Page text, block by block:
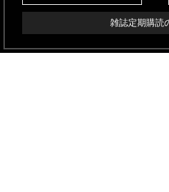
雑誌定期購読